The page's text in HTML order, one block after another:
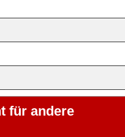
für andere